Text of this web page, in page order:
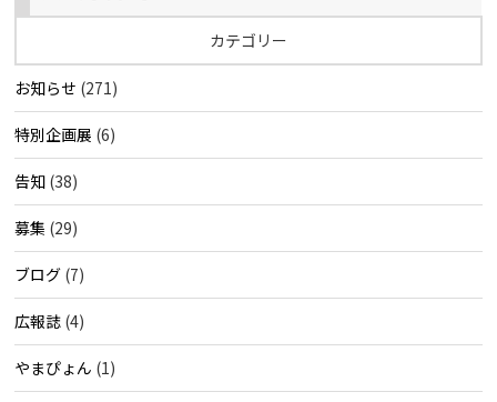
カテゴリー
お知らせ (271)
特別企画展 (6)
告知 (38)
募集 (29)
ブログ (7)
広報誌 (4)
やまぴょん (1)